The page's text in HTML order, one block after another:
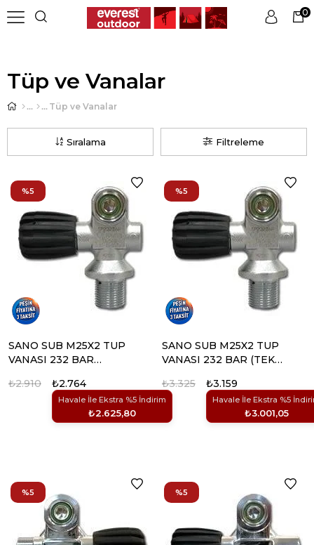
0
Tüp ve Vanalar
Tüp ve Vanalar
Filtreleme
Sıralama
SANO SUB M25X2 TUP
VANASI 232 BAR
₺2.764
Havale İle Ekstra %5 İndirim
₺2.625,80
₺2.910
%5
SANO SUB M25X2 TUP
VANASI 232 BAR (TEK
₺3.159
Havale İle Ekstra %5
₺3.001,05
₺3.325
%5
%5 %5